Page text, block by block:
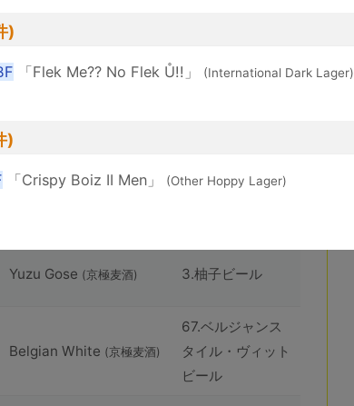
huîtrière Akkeshi
Rouge(huîtrière)
パイスビール
IPA
Yuzu Gose (京極⻨酒) 3.柚子ビール
Belgian White (京極⻨酒)
67.ベルジャンス
タイル・ヴィット
ビール
)
「Flek Me?? No Flek Ů!!」 (International Dark Lager)
)
「Crispy Boiz II Men」 (Other Hoppy Lager)